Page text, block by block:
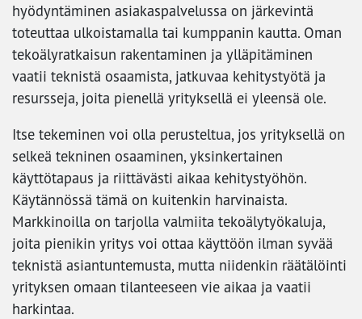
hyödyntäminen asiakaspalvelussa on järkevintä
toteuttaa ulkoistamalla tai kumppanin kautta. Oman
tekoälyratkaisun rakentaminen ja ylläpitäminen
vaatii teknistä osaamista, jatkuvaa kehitystyötä ja
resursseja, joita pienellä yrityksellä ei yleensä ole.
Itse tekeminen voi olla perusteltua, jos yrityksellä on
selkeä tekninen osaaminen, yksinkertainen
käyttötapaus ja riittävästi aikaa kehitystyöhön.
Käytännössä tämä on kuitenkin harvinaista.
Markkinoilla on tarjolla valmiita tekoälytyökaluja,
joita pienikin yritys voi ottaa käyttöön ilman syvää
teknistä asiantuntemusta, mutta niidenkin räätälöinti
yrityksen omaan tilanteeseen vie aikaa ja vaatii
harkintaa.